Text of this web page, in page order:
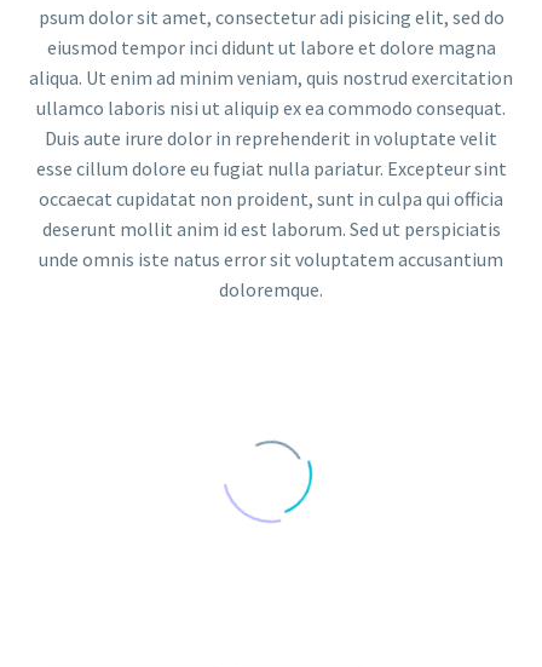
psum dolor sit amet, consectetur adi pisicing elit, sed do
eiusmod tempor inci didunt ut labore et dolore magna
aliqua. Ut enim ad minim veniam, quis nostrud exercitation
ullamco laboris nisi ut aliquip ex ea commodo consequat.
Duis aute irure dolor in reprehenderit in voluptate velit
esse cillum dolore eu fugiat nulla pariatur. Excepteur sint
occaecat cupidatat non proident, sunt in culpa qui officia
deserunt mollit anim id est laborum. Sed ut perspiciatis
unde omnis iste natus error sit voluptatem accusantium
doloremque.